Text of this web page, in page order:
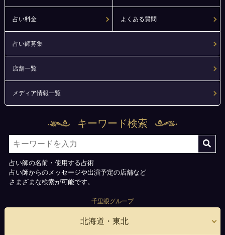
占い料金 よくある質問
占い師募集
店舗一覧
メディア情報一覧
キーワード検索
占い師の名前・使用する占術
占い師からのメッセージや出演予定の店舗など
さまざまな検索が可能です。
千里眼グループ
北海道・東北